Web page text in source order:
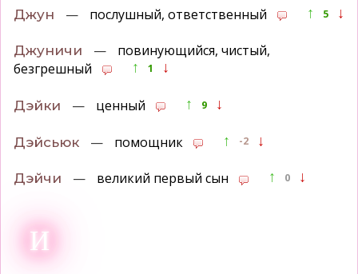
Джун — послушный, ответственный ↑ 5 ↓
Джуничи —
повинующийся, чистый,
безгрешный
↑ 1 ↓
Дэйки — ценный ↑ 9 ↓
Дэйсьюк — помощник ↑ -2 ↓
Дэйчи — великий первый сын ↑ 0 ↓
И